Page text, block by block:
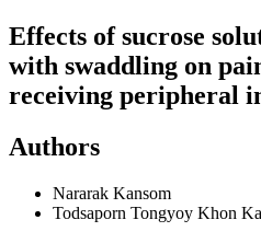
Effects of sucrose
with swaddling on
receiving peripheral
Authors
Nararak Kansom
Todsaporn Tongyoy Khon